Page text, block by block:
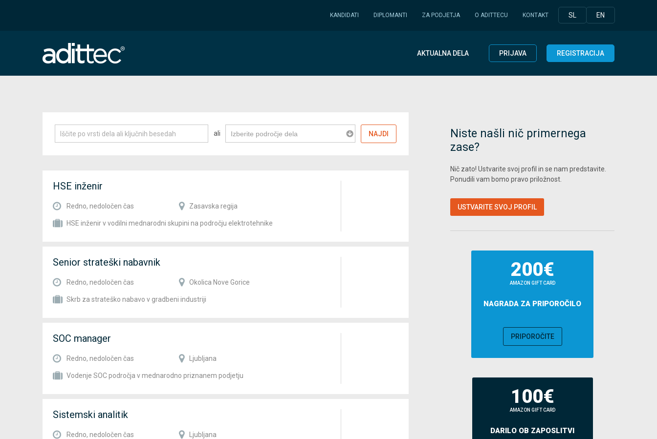
SL EN
KANDIDATI DIPLOMANTI ZA PODJETJA O ADITTECU KONTAKT
AKTUALNA DELA PRIJAVA REGISTRACIJA
ali NAJDI
HSE inženir
Redno, nedoločen čas Zasavska regija
HSE inženir v vodilni mednarodni skupini na področju elektrotehnike
Senior strateški nabavnik
Redno, nedoločen čas Okolica Nove Gorice
Skrb za strateško nabavo v gradbeni industriji
SOC manager
Redno, nedoločen čas Ljubljana
Vodenje SOC področja v mednarodno priznanem podjetju
Sistemski analitik
Redno, nedoločen čas Ljubljana
Niste našli nič primernega
zase?
Nič zato! Ustvarite svoj profil in se nam predstavite.
Ponudili vam bomo pravo priložnost.
USTVARITE SVOJ PROFIL
200€
AMAZON GIFT CARD
NAGRADA ZA PRIPOROČILO
PRIPOROČITE
100€
AMAZON GIFT CARD
DARILO OB ZAPOSLITVI